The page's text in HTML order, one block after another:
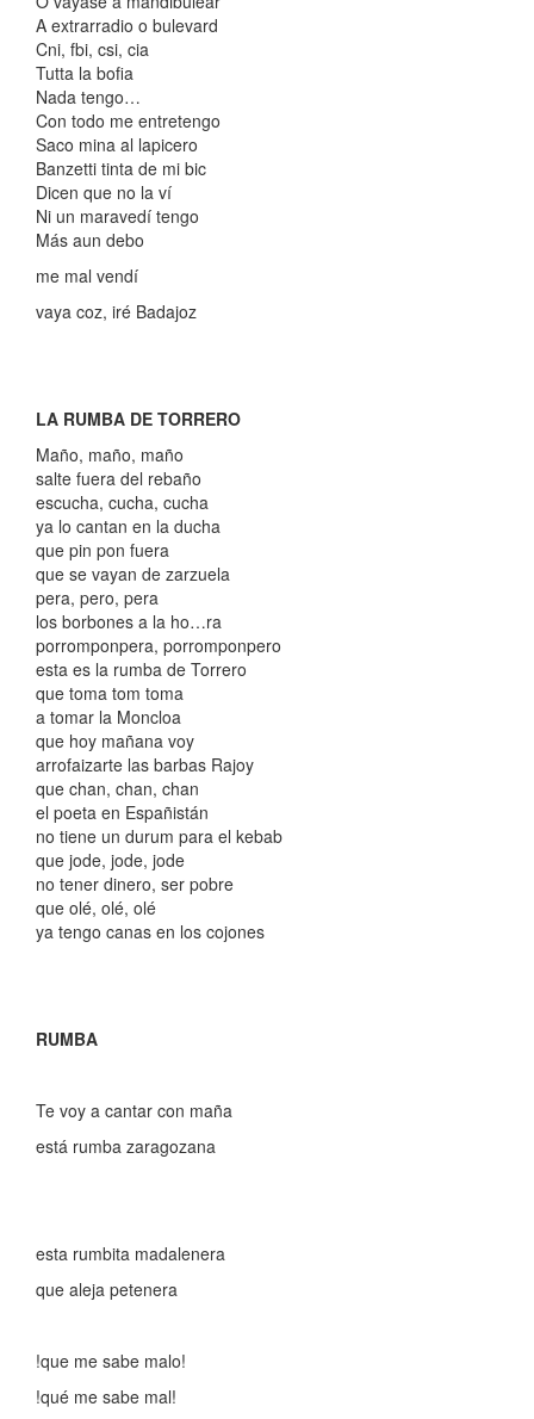
A extrarradio o bulevard
Cni, fbi, csi, cia
Tutta la bofia
Nada tengo…
Con todo me entretengo
Saco mina al lapicero
Banzetti tinta de mi bic
Dicen que no la ví
Ni un maravedí tengo
Más aun debo
me mal vendí
vaya coz, iré Badajoz
LA RUMBA DE TORRERO
Maño, maño, maño
salte fuera del rebaño
escucha, cucha, cucha
ya lo cantan en la ducha
que pin pon fuera
que se vayan de zarzuela
pera, pero, pera
los borbones a la ho…ra
porromponpera, porromponpero
esta es la rumba de Torrero
que toma tom toma
a tomar la Moncloa
que hoy mañana voy
arrofaizarte las barbas Rajoy
que chan, chan, chan
el poeta en Españistán
no tiene un durum para el kebab
que jode, jode, jode
no tener dinero, ser pobre
que olé, olé, olé
ya tengo canas en los cojones
RUMBA
Te voy a cantar con maña
está rumba zaragozana
esta rumbita madalenera
que aleja petenera
!que me sabe malo!
!qué me sabe mal!